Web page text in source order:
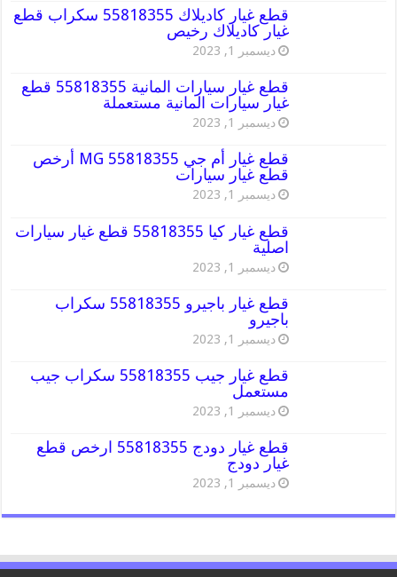
قطع غيار كاديلاك 55818355 سكراب قطع
غيار كاديلاك رخيص
ديسمبر 1, 2023
قطع غيار سيارات المانية 55818355 قطع
غيار سيارات المانية مستعملة
ديسمبر 1, 2023
قطع غيار أم جي MG 55818355 أرخص
قطع غيار سيارات
ديسمبر 1, 2023
قطع غيار كيا 55818355 قطع غيار سيارات
اصلية
ديسمبر 1, 2023
قطع غيار باجيرو 55818355 سكراب
باجيرو
ديسمبر 1, 2023
قطع غيار جيب 55818355 سكراب جيب
مستعمل
ديسمبر 1, 2023
قطع غيار دودج 55818355 ارخص قطع
غيار دودج
ديسمبر 1, 2023